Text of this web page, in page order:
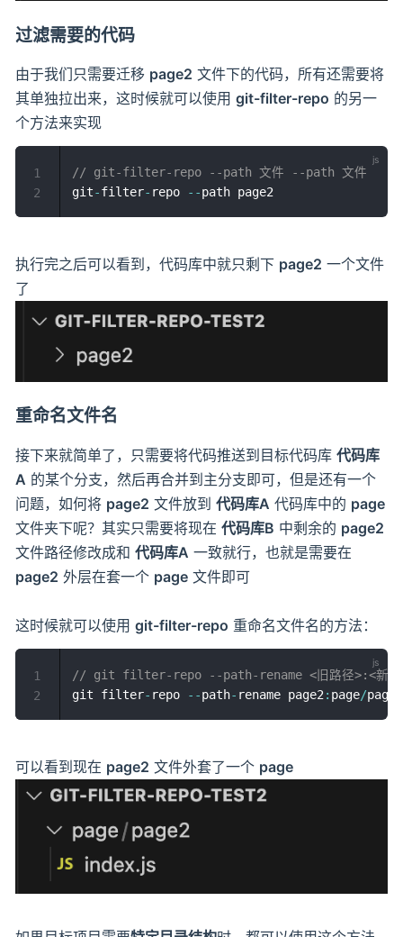
过滤需要的代码
由于我们只需要迁移 page2 文件下的代码，所有还需要将
其单独拉出来，这时候就可以使用 git-filter-repo 的另一
个方法来实现
// git-filter-repo --path 文件 --path 文件
git-filter- repo --
1
2
执行完之后可以看到，代码库中就只剩下 page2 一个文件
了
重命名文件名
接下来就简单了，只需要将代码推送到目标代码库 代码库
A 的某个分支，然后再合并到主分支即可，但是还有一个
问题，如何将 page2 文件放到 代码库A 代码库中的 page
文件夹下呢？其实只需要将现在 代码库B 中剩余的 page2
文件路径修改成和 代码库A 一致就行，也就是需要在
page2 外层在套一个 page文件即可
这时候就可以使用 git-filter-repo 重命名文件名的方法：
// git filter-repo --path-rename <旧路径>:<新路
git filter- repo --path- rename page2 : page/
1
2
可以看到现在 page2 文件外套了一个 page